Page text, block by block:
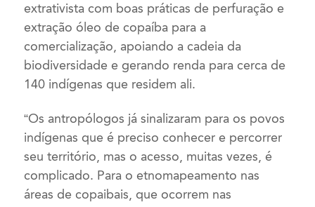
extrativista com boas práticas de perfuração e
extração óleo de copaíba para a
comercialização, apoiando a cadeia da
biodiversidade e gerando renda para cerca de
140 indígenas que residem ali.
“Os antropólogos já sinalizaram para os povos
indígenas que é preciso conhecer e percorrer
seu território, mas o acesso, muitas vezes, é
complicado. Para o etnomapeamento nas
áreas de copaibais, que ocorrem nas